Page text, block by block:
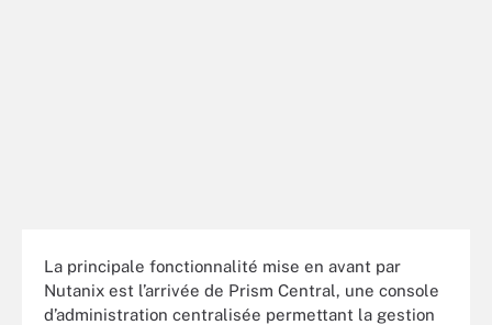
La principale fonctionnalité mise en avant par
Nutanix est l’arrivée de Prism Central, une console
d’administration centralisée permettant la gestion